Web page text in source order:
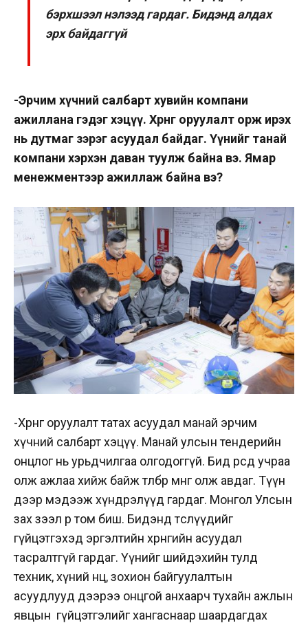
бэрхшээл нэлээд гардаг. Бидэнд алдах
эрх байдаггүй
-Эрчим хүчний салбарт хувийн компани
ажиллана гэдэг хэцүү. Хөрөнгө оруулалт орж ирэх
нь дутмаг зэрэг асуудал байдаг. Үүнийг танай
компани хэрхэн даван туулж байна вэ. Ямар
менежментээр ажиллаж байна вэ?
-Хөрөнгө оруулалт татах асуудал манай эрчим
хүчний салбарт хэцүү. Манай улсын тендерийн
онцлог нь урьдчилгаа олгодоггүй. Бид өөрсдөө учраа
олж ажлаа хийж байж төлбөр мөнгөө олж авдаг. Түүн
дээр мэдээж хүндрэлүүд гардаг. Монгол Улсын
зах зээл өөрөө том биш. Бидэнд төслүүдийг
гүйцэтгэхэд эргэлтийн хөрөнгийн асуудал
тасралтгүй гардаг. Үүнийг шийдэхийн тулд
техник, хүний нөөц, зохион байгуулалтын
асуудлууд дээрээ онцгой анхаарч тухайн ажлын
явцын гүйцэтгэлийг хангаснаар шаардагдах